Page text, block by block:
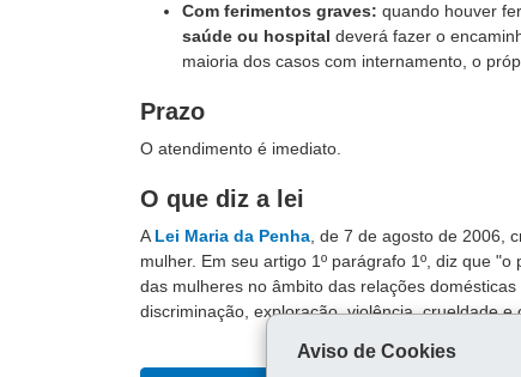
Com ferimentos graves: quando houver
saúde ou hospital deverá fazer o
maioria dos casos com internamento, o
Prazo
O atendimento é imediato.
O que diz a lei
A Lei Maria da Penha , de 7 de agosto de 2006,
mulher. Em seu artigo 1º parágrafo 1º, diz que
das mulheres no âmbito das relações
discriminação, exploração, violência, crueldade e
Aviso de Cookies